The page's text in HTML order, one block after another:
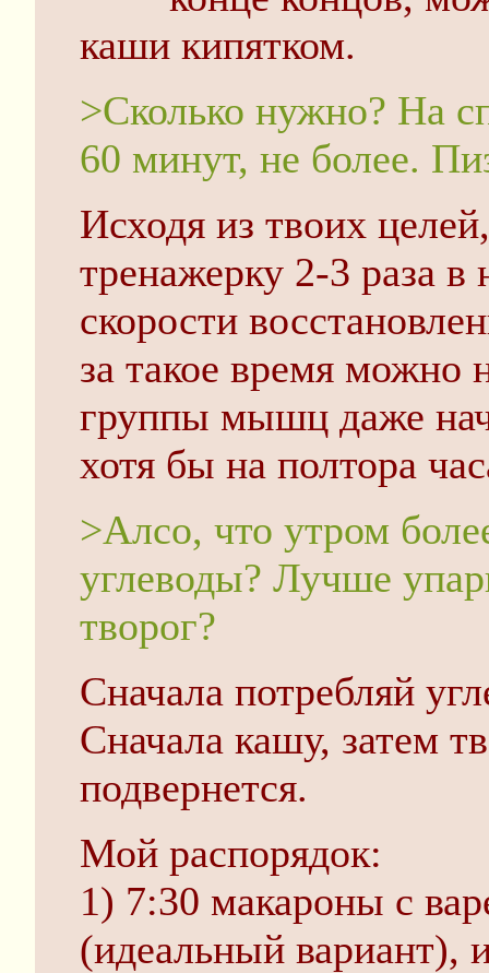
каши кипятком.
>Сколько нужно? На
60 минут, не более.
Исходя из твоих
тренажерку 2-3 раза
скорости
за такое время можно
группы мышц даже
хотя бы на полтора
>Алсо, что утром
углеводы? Лучше
творог?
Сначала потребляй
Сначала кашу, затем
подвернется.
Мой распорядок:
1) 7:30 макароны с
(идеальный вариант),